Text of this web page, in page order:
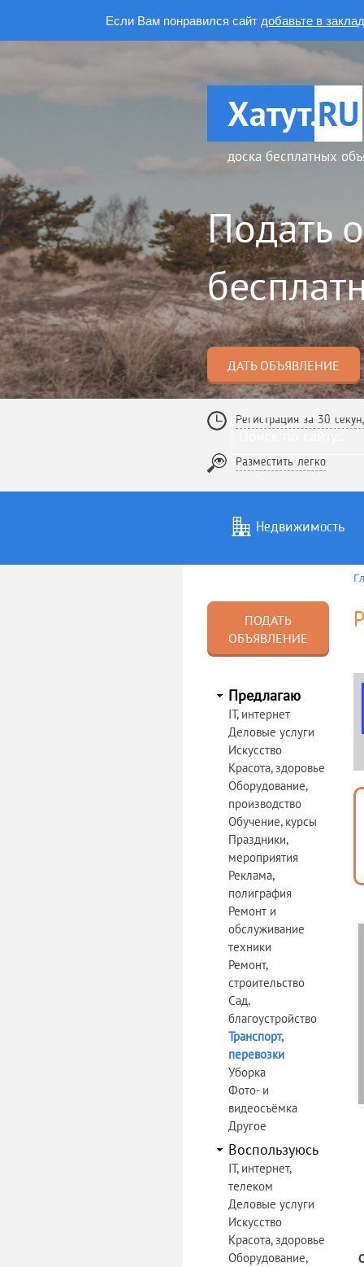
Если Вам понравился сайт добавьте в
Хатут.RU
доска бесплатных
Подать
ДАТЬ ОБЪЯВЛЕНИЕ
Регистрация за 30
Разместить легко
Недвижимость
Услуги
ПОДАТЬ
ОБЪЯВЛЕНИЕ
Предлагаю
IT, интернет
Деловые услуги
Искусство
Красота, здоровье
Оборудование,
производство
Обучение, курсы
Праздники,
мероприятия
Реклама,
полиграфия
Ремонт и
обслуживание
техники
Ремонт,
строительство
Сад,
благоустройство
Транспорт,
перевозки
Уборка
Фото- и
видеосъёмка
Другое
Воспользуюсь
IT, интернет,
телеком
Деловые услуги
Искусство
Красота, здоровье
Оборудование,